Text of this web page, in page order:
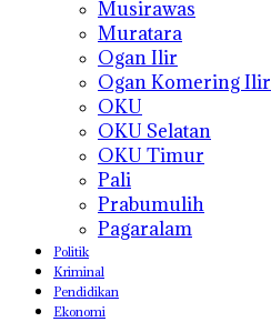
Musirawas
Muratara
Ogan Ilir
Ogan Komering Ilir
OKU
OKU Selatan
OKU Timur
Pali
Prabumulih
Pagaralam
Politik
Kriminal
Pendidikan
Ekonomi